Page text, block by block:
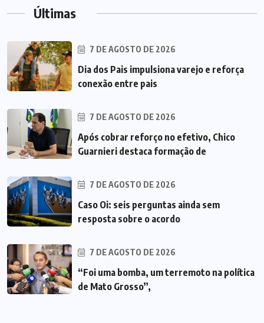
Últimas
7 DE AGOSTO DE 2026
Dia dos Pais impulsiona varejo e reforça
conexão entre pais
7 DE AGOSTO DE 2026
Após cobrar reforço no efetivo, Chico
Guarnieri destaca formação de
7 DE AGOSTO DE 2026
Caso Oi: seis perguntas ainda sem
resposta sobre o acordo
7 DE AGOSTO DE 2026
“Foi uma bomba, um terremoto na política
de Mato Grosso”,